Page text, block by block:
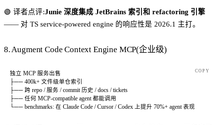
🟢 译者点评:Junie 深度集成 JetBrains 索引和 refactoring 引擎
—— 对 TS service-powered engine 的响应性是 2026.1 主打。
8. Augment Code Context Engine MCP(企业级)
独立 MCP 服务出售
├── 400k+ 文件级单仓索引
├── 跨 repo / 服务 / commit 历史 / docs / tickets
├── 任何 MCP-compatible agent 都能调用
└── benchmarks: 在 Claude Code / Cursor / Codex 上提升 70%+ agent 表现
COPY